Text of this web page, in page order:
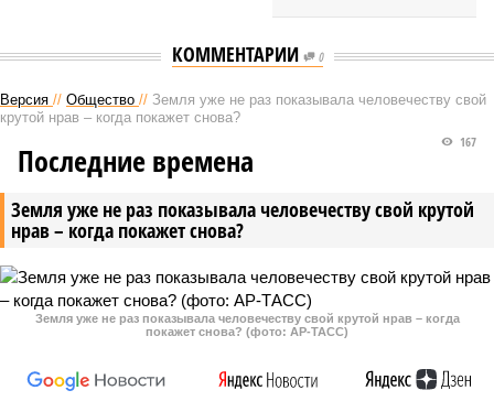
КОММЕНТАРИИ 0
Версия // Общество // Земля уже не раз показывала человечеству свой
крутой нрав – когда покажет снова?
Земля уже не раз показывала человечеству свой крутой
нрав – когда покажет снова?
167
Последние времена
Земля уже не раз показывала человечеству свой крутой нрав – когда
покажет снова? (фото: АР-ТАСС)